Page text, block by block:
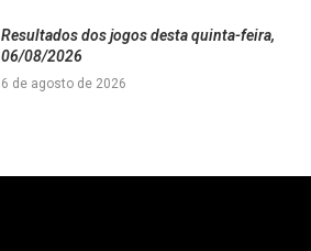
Resultados dos jogos desta quinta-feira,
06/08/2026
6 de agosto de 2026